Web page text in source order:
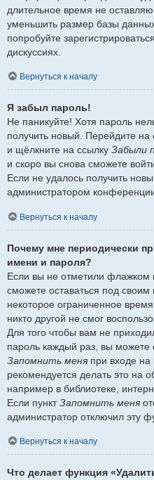
длительное время не
уменьшить размер базы
попробуйте
дискуссиях.
Вернуться к началу
Я забыл пароль!
Не паникуйте! Хотя пароль
получить новый. Перейдите
и щёлкните на ссылку Забыли
и скоро вы снова сможете
Если не удалось получить
администратором
Вернуться к началу
Почему мне периодически
имени и пароля?
Если вы не отметили флажком
сможете оставаться под
некоторое ограниченное
никто другой не смог
Для того чтобы вам не
пароль каждый раз, вы можете
Запомнить меня при входе
рекомендуется делать это на
например в библиотеке,
Если пунктЗапомнить меня
администратор отключил эту
Вернуться к началу
Что делает функция